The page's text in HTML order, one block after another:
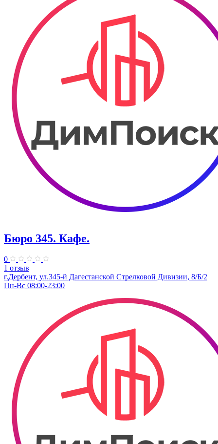
Бюро 345. Кафе.
0
1 отзыв
г.Дербент, ​ул.345-й Дагестанской Стрелковой Дивизии, 8/Б/2
Пн-Вс 08:00-23:00